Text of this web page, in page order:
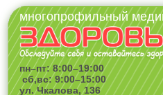
многопрофильный
пн–пт: 8:00–19:00
сб,вс: 9:00–15:00
ул. Чкалова, 136